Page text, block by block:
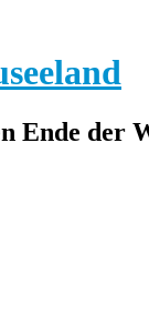
Ende der